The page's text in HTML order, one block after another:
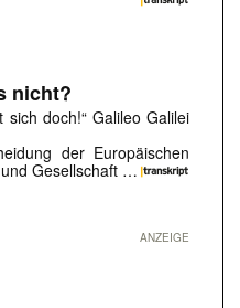
nicht?
sich doch!“ Galileo Galilei
der Europäischen
Gesellschaft …
ANZEIGE